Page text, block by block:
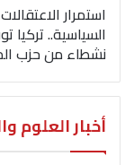
استمرار الاعتقالات
نشطاء من حزب
أخبار العلوم